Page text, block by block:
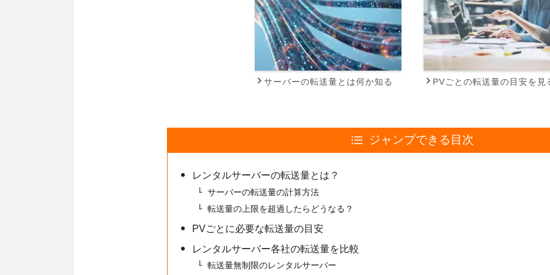
サーバーの転送量とは何か知る PVごとの転送量の目安を見
ジャンプできる目次
レンタルサーバーの転送量とは？
サーバーの転送量の計算方法
転送量の上限を超過したらどうなる？
PVごとに必要な転送量の目安
レンタルサーバー各社の転送量を比較
転送量無制限のレンタルサーバー